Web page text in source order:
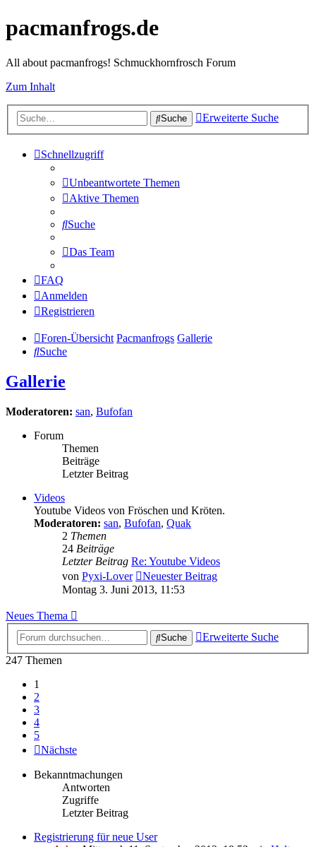
pacmanfrogs.de
All about pacmanfrogs! Schmuckhornfrosch Forum
Zum Inhalt
Suche Erweiterte Suche
Schnellzugriff
Unbeantwortete Themen
Aktive Themen
Suche
Das Team
FAQ
Anmelden
Registrieren
Foren-Übersicht Pacmanfrogs Gallerie
Suche
Gallerie
Moderatoren: san, Bufofan
Forum
Themen
Beiträge
Letzter Beitrag
Videos
Youtube Videos von Fröschen und Kröten.
Moderatoren: san, Bufofan, Quak
2 Themen
24 Beiträge
Letzter Beitrag Re: Youtube Videos
von Pyxi-Lover
Neuester Beitrag
Montag 3. Juni 2013, 11:53
Neues Thema
Suche
Erweiterte Suche
247 Themen
1
2
3
4
5
Nächste
Bekanntmachungen
Antworten
Zugriffe
Letzter Beitrag
Registrierung für neue User